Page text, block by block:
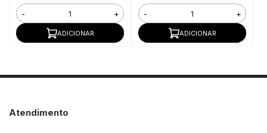
- +
ADICIONAR
- +
ADICIONAR
Atendimento